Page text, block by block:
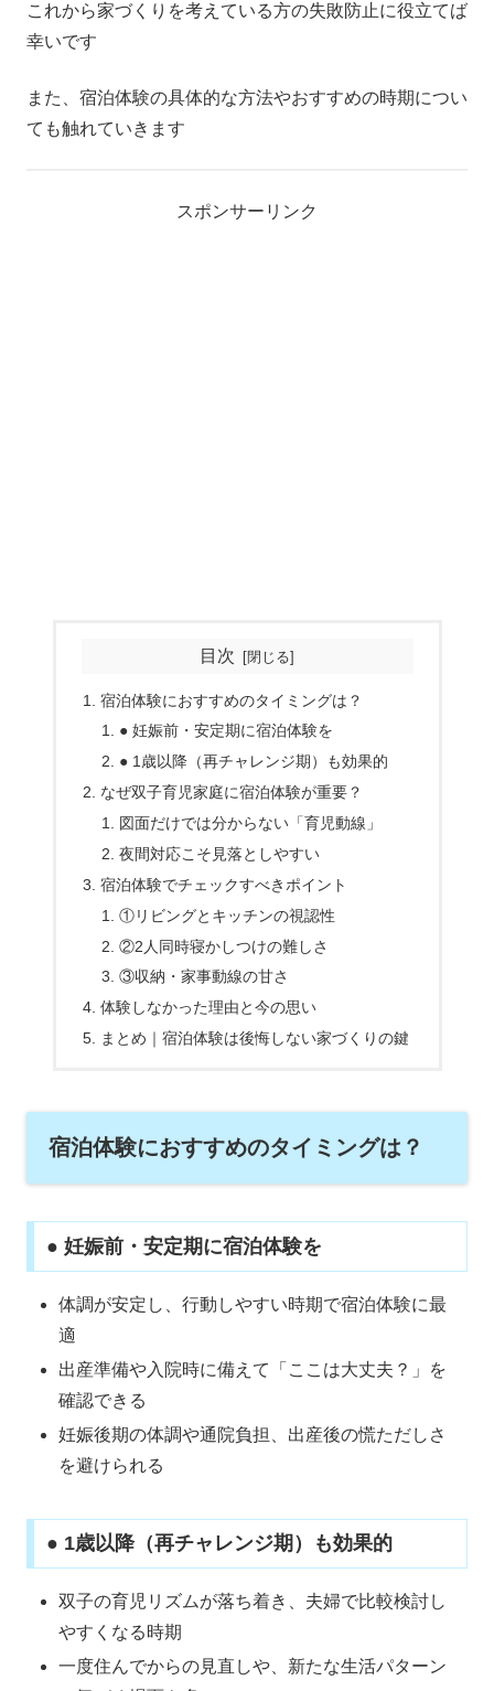
これから家づくりを考えている方の失敗防止に役立てば
幸いです
また、宿泊体験の具体的な方法やおすすめの時期につい
ても触れていきます
スポンサーリンク
目次
宿泊体験におすすめのタイミングは？
● 妊娠前・安定期に宿泊体験を
● 1歳以降（再チャレンジ期）も効果的
なぜ双子育児家庭に宿泊体験が重要？
図面だけでは分からない「育児動線」
夜間対応こそ見落としやすい
宿泊体験でチェックすべきポイント
①リビングとキッチンの視認性
②2人同時寝かしつけの難しさ
③収納・家事動線の甘さ
体験しなかった理由と今の思い
まとめ｜宿泊体験は後悔しない家づくりの鍵
宿泊体験におすすめのタイミングは？
● 妊娠前・安定期に宿泊体験を
体調が安定し、行動しやすい時期で宿泊体験に最
適
出産準備や入院時に備えて「ここは大丈夫？」を
確認できる
妊娠後期の体調や通院負担、出産後の慌ただしさ
を避けられる
● 1歳以降（再チャレンジ期）も効果的
双子の育児リズムが落ち着き、夫婦で比較検討し
やすくなる時期
一度住んでからの見直しや、新たな生活パターン